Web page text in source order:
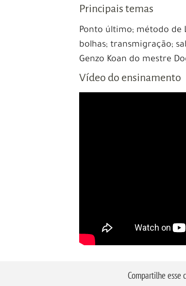
Principais temas
Ponto último; método de
bolhas; transmigração;
Genzo Koan do mestre
Vídeo do ensinamento
Compartilhe esse